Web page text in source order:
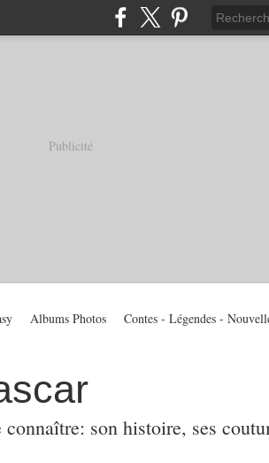
Publicité
son histoire, ses
Albums Photos Contes - Légendes -